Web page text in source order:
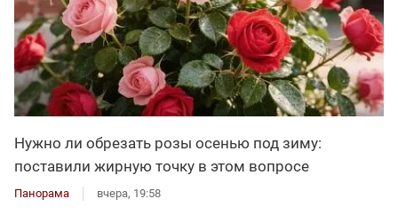
Нужно ли обрезать розы осенью под зиму:
поставили жирную точку в этом вопросе
Панорама вчера, 19:58